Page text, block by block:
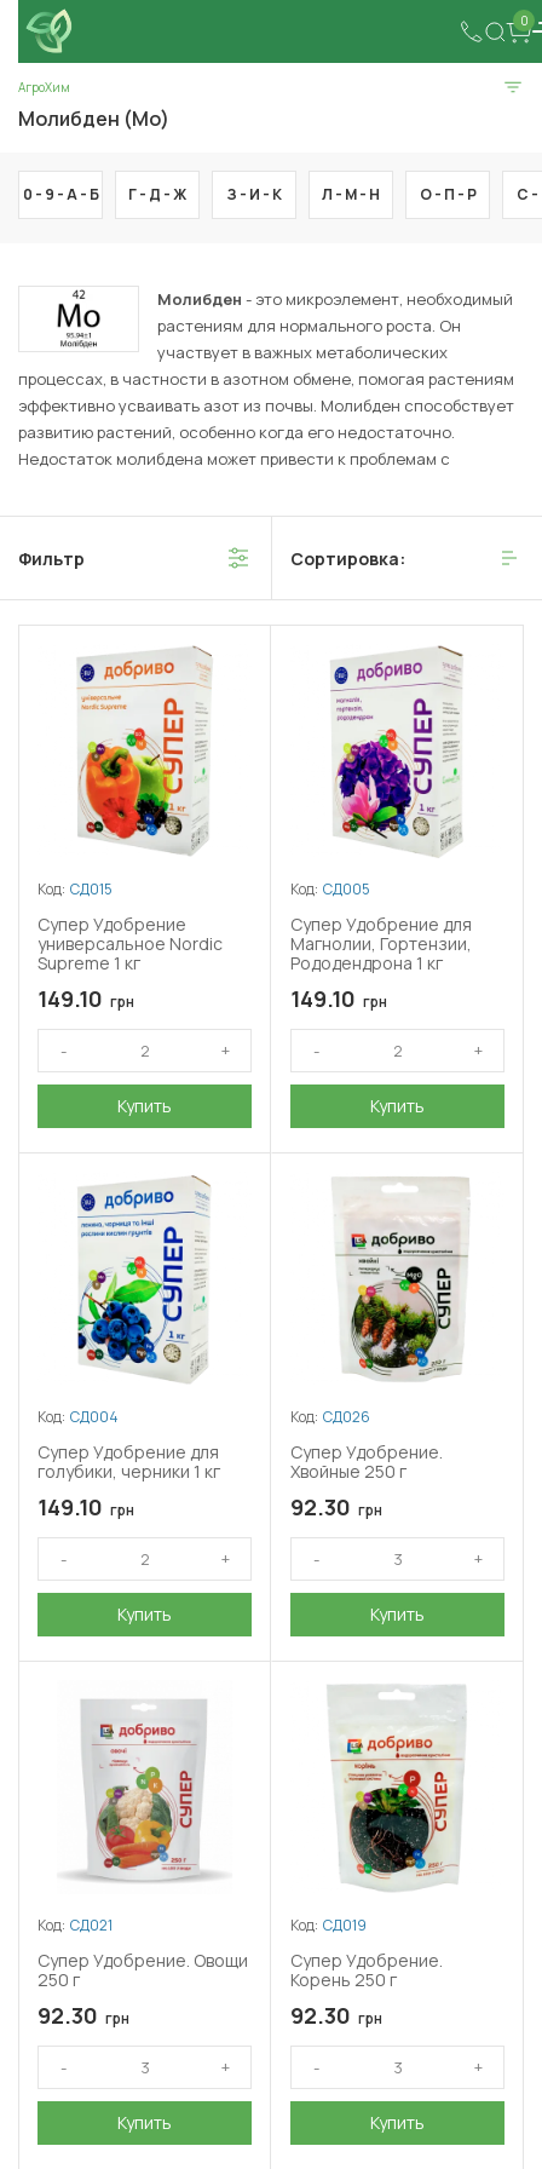
0
АгроХим
Молибден (Mo)
0 - 9 -А - Б Г - Д -Ж З - И - К Л - М - Н О - П - Р С -
Молибден - это микроэлемент, необходимый
растениям для нормального роста. Он
участвует в важных метаболических
процессах, в частности в азотном обмене, помогая растениям
эффективно усваивать азот из почвы. Молибден способствует
развитию растений, особенно когда его недостаточно.
Недостаток молибдена может привести к проблемам с
урожайности. Для улучшения состояния растений молибден
культур, таких как бобовые, зерновые и овощи.
Фильтр Сортировка:
Код: СД015
Супер Удобрение
универсальное Nordic
Supreme 1 кг
149.10 грн
Купить
Код: СД005
Супер Удобрение для
Магнолии, Гортензии,
Рододендрона 1 кг
149.10 грн
Купить
Код: СД004
Супер Удобрение для
голубики, черники 1 кг
149.10 грн
Купить
Код: СД026
Супер Удобрение.
Хвойные 250 г
92.30 грн
Купить
Код: СД021
Супер Удобрение. Овощи
250 г
92.30 грн
Купить
Код: СД019
Супер Удобрение.
Корень 250 г
92.30 грн
Купить